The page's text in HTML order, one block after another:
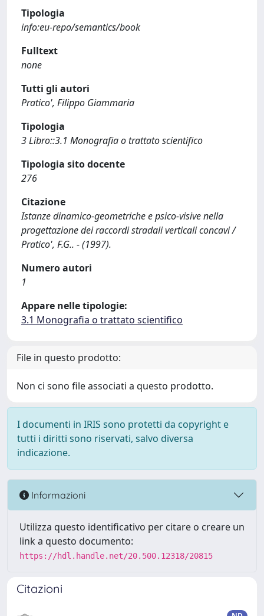
Tipologia
info:eu-repo/semantics/book
Fulltext
none
Tutti gli autori
Pratico', Filippo Giammaria
Tipologia
3 Libro::3.1 Monografia o trattato scientifico
Tipologia sito docente
276
Citazione
Istanze dinamico-geometriche e psico-visive nella
progettazione dei raccordi stradali verticali concavi /
Pratico', F.G.. - (1997).
Numero autori
1
Appare nelle tipologie:
3.1 Monografia o trattato scientifico
File in questo prodotto:
Non ci sono file associati a questo prodotto.
I documenti in IRIS sono protetti da copyright e
tutti i diritti sono riservati, salvo diversa
indicazione.
Informazioni
Utilizza questo identificativo per citare o creare un
link a questo documento:
https://hdl.handle.net/20.500.12318/20815
Citazioni